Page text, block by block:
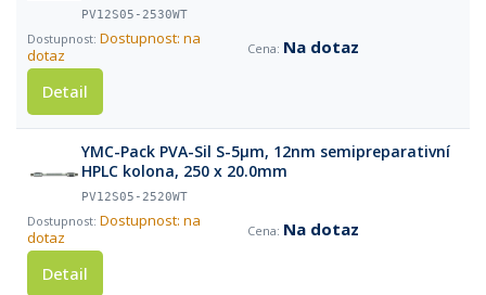
PV12S05-2530WT
Dostupnost: na
dotaz
Na dotaz
Detail
YMC-Pack PVA-Sil S-5µm, 12nm semipreparativní
HPLC kolona, 250 x 20.0mm
PV12S05-2520WT
Dostupnost: na
dotaz
Na dotaz
Detail